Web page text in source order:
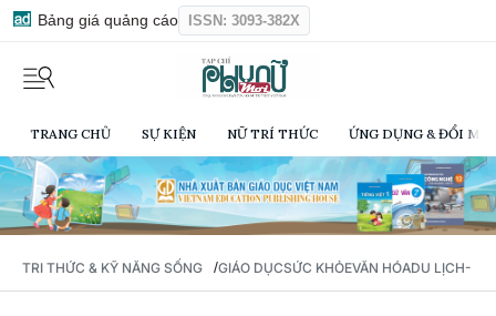
Bảng giá quảng cáo ISSN: 3093-382X
TRANG CHỦ SỰ KIỆN NỮ TRÍ THỨC ỨNG DỤNG & ĐỔI
TRI THỨC & KỸ NĂNG SỐNG /GIÁO DỤCSỨC KHỎEVĂN HÓADU LỊCH-